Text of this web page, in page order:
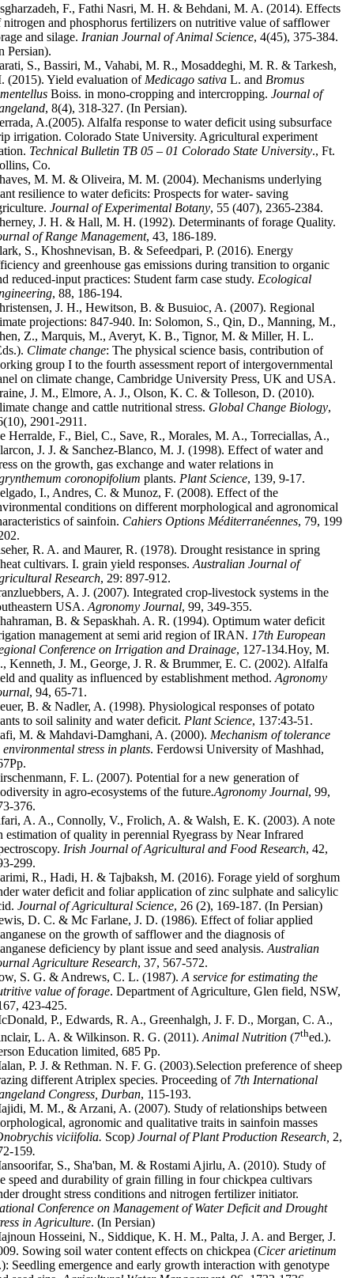
F., Fathi Nasri, M. H. & Behdani, M. A. (2014). Effects
nitrogen and phosphorus fertilizers on nutritive value of safflower
and silage. Iranian Journal of Animal Science, 4(45), 375-384.
Persian).
S., Bassiri, M., Vahabi, M. R., Mosaddeghi, M. R. & Tarkesh,
(2015). Yield evaluation of Medicago sativa L. and Bromus
Boiss. in mono-cropping and intercropping. Journal of
, 8(4), 318-327. (In Persian).
A.(2005). Alfalfa response to water deficit using subsurface
irrigation. Colorado State University. Agricultural experiment
Technical Bulletin TB 05 – 01 Colorado State University., Ft.
Co.
M. M. & Oliveira, M. M. (2004). Mechanisms underlying
resilience to water deficits: Prospects for water- saving
Journal of Experimental Botany, 55 (407), 2365-2384.
J. H. & Hall, M. H. (1992). Determinants of forage Quality.
of Range Management, 43, 186-189.
S., Khoshnevisan, B. & Sefeedpari, P. (2016). Energy
and greenhouse gas emissions during transition to organic
reduced-input practices: Student farm case study. Ecological
, 88, 186-194.
J. H., Hewitson, B. & Busuioc, A. (2007). Regional
projections: 847-940. In: Solomon, S., Qin, D., Manning, M.,
Z., Marquis, M., Averyt, K. B., Tignor, M. & Miller, H. L.
Climate change: The physical science basis, contribution of
group I to the fourth assessment report of intergovernmental
on climate change, Cambridge University Press, UK and USA.
J. M., Elmore, A. J., Olson, K. C. & Tolleson, D. (2010).
change and cattle nutritional stress. Global Change Biology,
2901-2911.
Herralde, F., Biel, C., Save, R., Morales, M. A., Torreciallas, A.,
J. J. & Sanchez-Blanco, M. J. (1998). Effect of water and
on the growth, gas exchange and water relations in
coronopifolium plants. Plant Science, 139, 9-17.
I., Andres, C. & Munoz, F. (2008). Effect of the
conditions on different morphological and agronomical
of sainfoin. Cahiers Options Méditerranéennes, 79, 199
R. A. and Maurer, R. (1978). Drought resistance in spring
cultivars. I. grain yield responses. Australian Journal of
Research, 29: 897-912.
A. J. (2007). Integrated crop-livestock systems in the
USA. Agronomy Journal, 99, 349-355.
B. & Sepaskhah. A. R. (1994). Optimum water deficit
management at semi arid region of IRAN. 17th European
Conference on Irrigation and Drainage, 127-134.Hoy, M.
Kenneth, J. M., George, J. R. & Brummer, E. C. (2002). Alfalfa
and quality as influenced by establishment method. Agronomy
, 94, 65-71.
B. & Nadler, A. (1998). Physiological responses of potato
to soil salinity and water deficit. Plant Science, 137:43-51.
M. & Mahdavi-Damghani, A. (2000). Mechanism of tolerance
environmental stress in plants. Ferdowsi University of Mashhad,
F. L. (2007). Potential for a new generation of
in agro-ecosystems of the future.Agronomy Journal, 99,
376.
A. A., Connolly, V., Frolich, A. & Walsh, E. K. (2003). A note
estimation of quality in perennial Ryegrass by Near Infrared
Irish Journal of Agricultural and Food Research, 42,
299.
R., Hadi, H. & Tajbaksh, M. (2016). Forage yield of sorghum
water deficit and foliar application of zinc sulphate and salicylic
Journal of Agricultural Science, 26 (2), 169-187. (In Persian)
D. C. & Mc Farlane, J. D. (1986). Effect of foliar applied
on the growth of safflower and the diagnosis of
deficiency by plant issue and seed analysis. Australian
Agriculture Research, 37, 567-572.
S. G. & Andrews, C. L. (1987). A service for estimating the
value of forage. Department of Agriculture, Glen field, NSW,
423-425.
P., Edwards, R. A., Greenhalgh, J. F. D., Morgan, C. A.,
L. A. & Wilkinson. R. G. (2011). Animal Nutrition (7thed.).
Education limited, 685 Pp.
P. J. & Rethman. N. F. G. (2003).Selection preference of sheep
different Atriplex species. Proceeding of 7th International
Congress, Durban, 115-193.
M. M., & Arzani, A. (2007). Study of relationships between
agronomic and qualitative traits in sainfoin masses
viciifolia. Scop) Journal of Plant Production Research, 2,
159.
S., Sha'ban, M. & Rostami Ajirlu, A. (2010). Study of
speed and durability of grain filling in four chickpea cultivars
drought stress conditions and nitrogen fertilizer initiator.
Conference on Management of Water Deficit and Drought
in Agriculture. (In Persian)
Hosseini, N., Siddique, K. H. M., Palta, J. A. and Berger, J.
Sowing soil water content effects on chickpea (Cicer arietinum
Seedling emergence and early growth interaction with genotype